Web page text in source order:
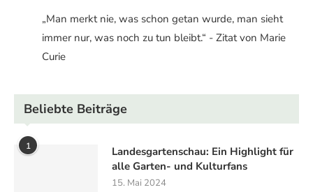
„Man merkt nie, was schon getan wurde, man sieht
immer nur, was noch zu tun bleibt.“ - Zitat von Marie
Curie
Beliebte Beiträge
1
Landesgartenschau: Ein Highlight für
alle Garten- und Kulturfans
15. Mai 2024